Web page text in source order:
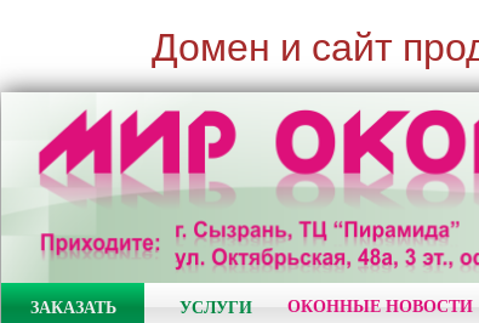
Домен и сайт
ЗАКАЗАТЬ УСЛУГИ ОКОННЫЕ НОВОСТИ